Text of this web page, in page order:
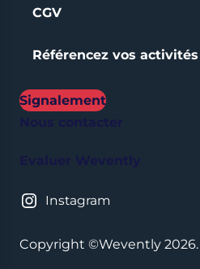
CGV
Référencez vos activités
Signalement
Instagram
Copyright ©Wevently 2026.